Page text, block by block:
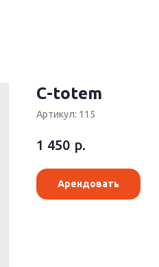
C-totem
Артикул: 115
1 450 р.
Арендовать